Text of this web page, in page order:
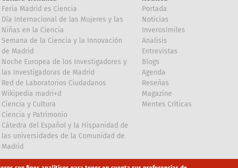
Feria Madrid es Ciencia
Día Internacional de las Mujeres y las
Niñas en la Ciencia
Semana de la Ciencia y la Innovación
de Madrid
Noche Europea de los Investigadores y
las Investigadoras de Madrid
Red de Laboratorios Ciudadanos
Wikipedia madri+d
Ciencia y Cultura
Ciencia y Patrimonio
Cátedra del Español y la Hispanidad de
las universidades de la Comunidad de
Madrid
Portada
Noticias
Inverosímiles
Analisis
Entrevistas
Blogs
Agenda
Reseñas
Magazine
Mentes Críticas
Array